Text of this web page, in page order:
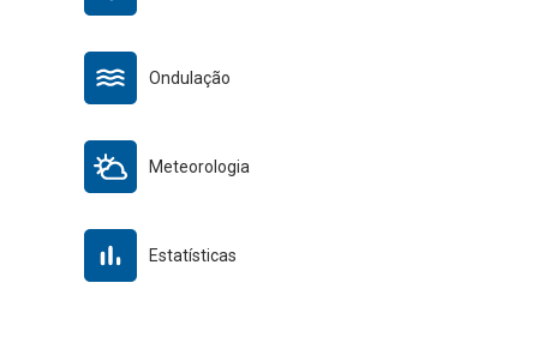
Ondulação
Meteorologia
Estatísticas